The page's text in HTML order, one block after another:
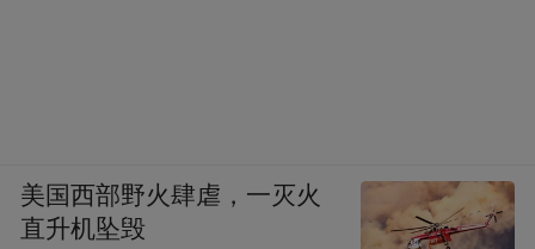
美国西部野火肆虐，一灭火
直升机坠毁